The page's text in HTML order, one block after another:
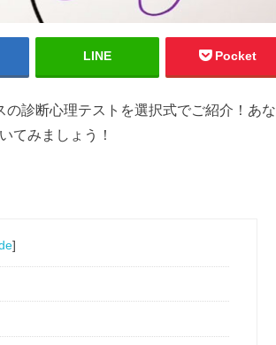
LINE Pocket
診断心理テストを選択式でご紹介！あな
てみましょう！
]